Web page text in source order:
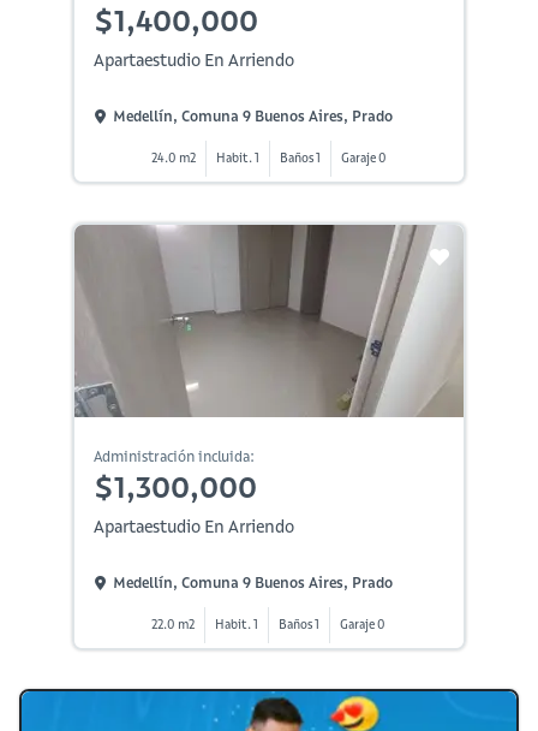
$1,400,000
Apartaestudio En Arriendo
Medellín, Comuna 9 Buenos Aires, Prado
24.0 m2 Habit. 1 Baños 1 Garaje 0
Administración incluida:
$1,300,000
Apartaestudio En Arriendo
Medellín, Comuna 9 Buenos Aires, Prado
22.0 m2 Habit. 1 Baños 1 Garaje 0